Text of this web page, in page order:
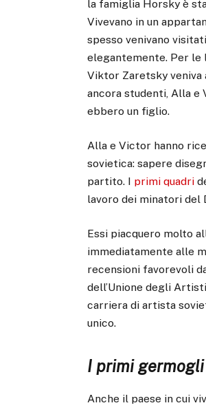
la famiglia Horsky è
Vivevano in un
spesso venivano
elegantemente. Per le
Viktor Zaretsky veniva
ancora studenti, Alla e
ebbero un figlio.
Alla e Victor hanno
sovietica: sapere
partito. I primi quadri
lavoro dei minatori del
Essi piacquero molto
immediatamente alle
recensioni favorevoli
dell’Unione degli
carriera di artista
unico.
I primi
Anche il paese in cui